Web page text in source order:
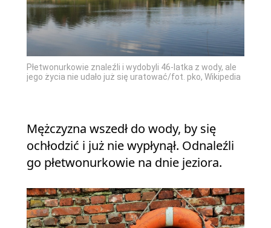
Płetwonurkowie znaleźli i wydobyli 46-latka z wody, ale
jego życia nie udało już się uratować/fot. pko, Wikipedia
Mężczyzna wszedł do wody, by się
ochłodzić i już nie wypłynął. Odnaleźli
go płetwonurkowie na dnie jeziora.